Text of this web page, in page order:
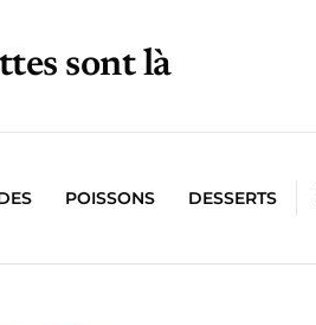
sont là
POISSONS DESSERTS